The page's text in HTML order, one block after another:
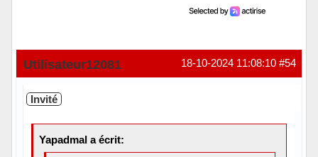
#54
18-10-2024 11:08:10
Utilisateur12081
Invité
Yapadmal a écrit: